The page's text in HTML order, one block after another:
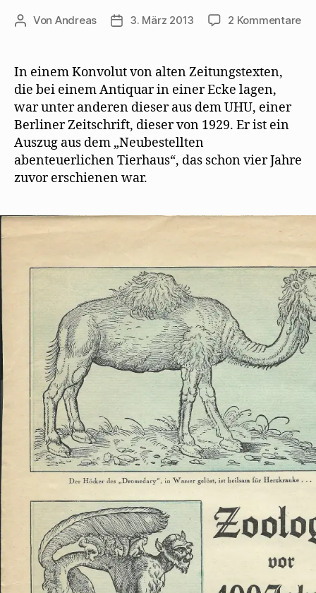
Beitragsautor
Von Andreas Beitragsdatum
3. März 2013 2 Kommentarezu
In einem Konvolut von alten Zeitungstexten,
die bei einem Antiquar in einer Ecke lagen,
war unter anderen dieser aus dem UHU, einer
Berliner Zeitschrift, dieser von 1929. Er ist ein
Auszug aus dem „Neubestellten
abenteuerlichen Tierhaus“, das schon vier Jahre
zuvor erschienen war.